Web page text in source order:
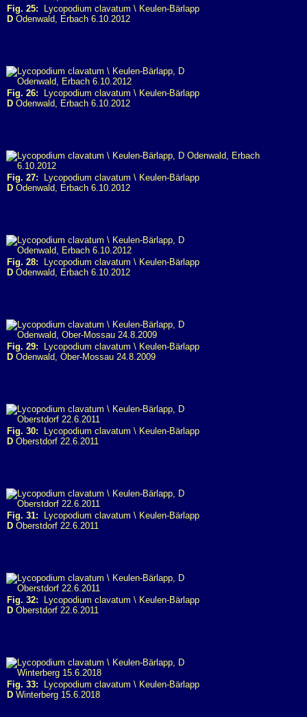
Fig. 25: Lycopodium clavatum \ Keulen-Bärlapp
D Odenwald, Erbach 6.10.2012
Fig. 26: Lycopodium clavatum \ Keulen-Bärlapp
D Odenwald, Erbach 6.10.2012
Fig. 27: Lycopodium clavatum \ Keulen-Bärlapp
D Odenwald, Erbach 6.10.2012
Fig. 28: Lycopodium clavatum \ Keulen-Bärlapp
D Odenwald, Erbach 6.10.2012
Fig. 29: Lycopodium clavatum \ Keulen-Bärlapp
D Odenwald, Ober-Mossau 24.8.2009
Fig. 30: Lycopodium clavatum \ Keulen-Bärlapp
D Oberstdorf 22.6.2011
Fig. 31: Lycopodium clavatum \ Keulen-Bärlapp
D Oberstdorf 22.6.2011
Fig. 32: Lycopodium clavatum \ Keulen-Bärlapp
D Oberstdorf 22.6.2011
Fig. 33: Lycopodium clavatum \ Keulen-Bärlapp
D Winterberg 15.6.2018